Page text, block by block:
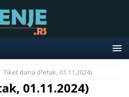
Tiket dana (Petak, 01.11.2024)
01.11.2024)